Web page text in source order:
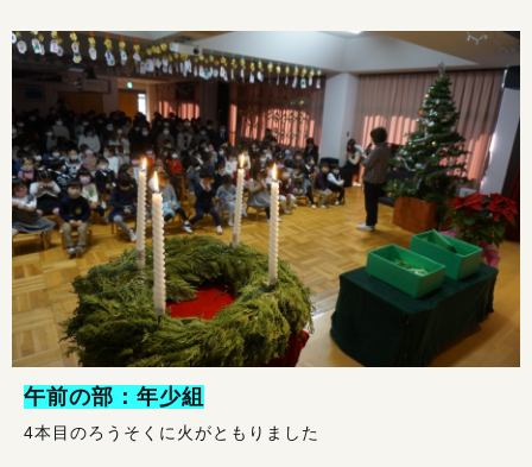
午前の部：年少組
4本目のろうそくに火がともりました